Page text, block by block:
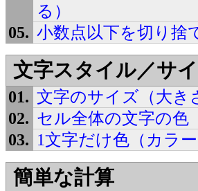
る）
小数点以下を切り捨
文字スタイル／サ
文字のサイズ（大き
セル全体の文字の色
1文字だけ色（カラ
簡単な計算